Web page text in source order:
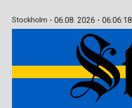
Stockholm - 06.08. 2026 - 06:06:19